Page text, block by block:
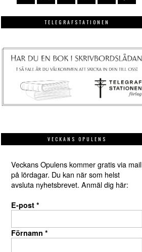
TELEGRAFSTATIONEN
VECKANS OPULENS
Veckans Opulens kommer gratis via mail
på lördagar. Du kan när som helst
avsluta nyhetsbrevet. Anmäl dig här:
E-post *
Förnamn *